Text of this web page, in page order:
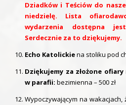
Dziadków i Teściów do
niedzielę. Lista
wydarzenia dostępna
Serdecznie za to dziękujemy.
Echo Katolickiena stoliku pod
Dziękujemy za złożone
w parafii: bezimienna – 500 zł
Wypoczywającym na